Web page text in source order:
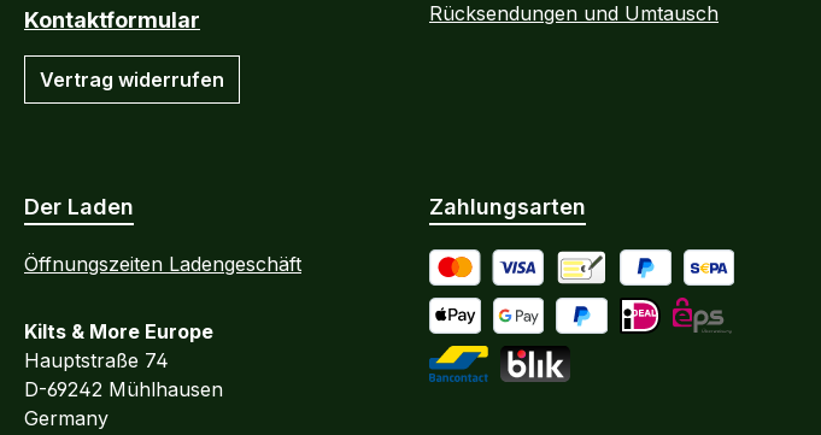
Kontaktformular
Vertrag widerrufen
Rücksendungen und Umtausch
Der Laden
Öffnungszeiten Ladengeschäft
Kilts & More Europe
Hauptstraße 74
D-69242 Mühlhausen
Germany
Zahlungsarten
Kredit- oder Debitkarte
Vorkasse per
PayPalSEPA Lastschrift
Apple PayGoogle PaySpäter bezahlen /